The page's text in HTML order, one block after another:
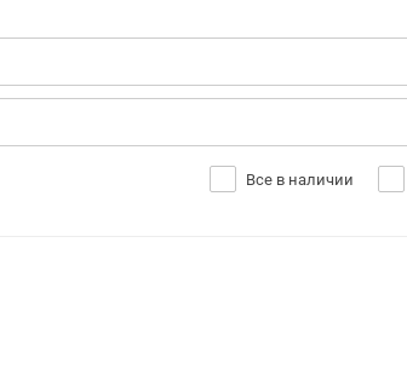
Все в наличии